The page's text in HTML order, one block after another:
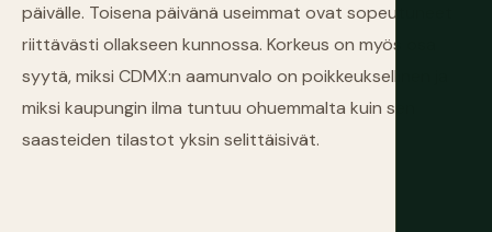
päivälle. Toisena päivänä useimmat ovat sopeutuneet
riittävästi ollakseen kunnossa. Korkeus on myös osa
syytä, miksi CDMX:n aamunvalo on poikkeuksellinen ja
miksi kaupungin ilma tuntuu ohuemmalta kuin sen
saasteiden tilastot yksin selittäisivät.